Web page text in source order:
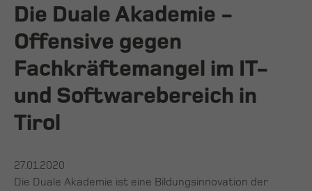
Die Duale Akademie -
Offensive gegen
Fachkräftemangel im IT-
und Softwarebereich in
Tirol
27.01.2020
Die Duale Akademie ist eine Bildungsinnovation der